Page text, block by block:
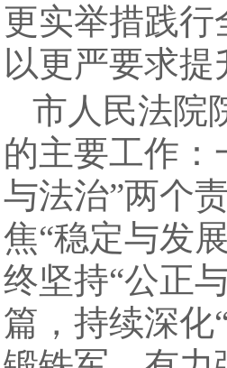
更实举措践
以更严要求
市人民法院
的主要工作：
与法治”两个
焦“稳定与发
终坚持“公正
篇，持续深化